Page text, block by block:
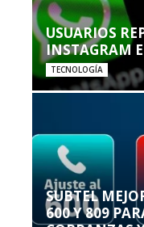
USUARIOS
INSTAGRAM
TECNOLOGÍA
SUBTEL
600 Y 809